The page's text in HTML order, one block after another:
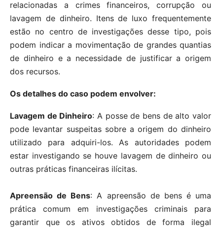
relacionadas a crimes financeiros, corrupção ou
lavagem de dinheiro. Itens de luxo frequentemente
estão no centro de investigações desse tipo, pois
podem indicar a movimentação de grandes quantias
de dinheiro e a necessidade de justificar a origem
dos recursos.
Os detalhes do caso podem envolver:
Lavagem de Dinheiro: A posse de bens de alto valor
pode levantar suspeitas sobre a origem do dinheiro
utilizado para adquiri-los. As autoridades podem
estar investigando se houve lavagem de dinheiro ou
outras práticas financeiras ilícitas.
Apreensão de Bens: A apreensão de bens é uma
prática comum em investigações criminais para
garantir que os ativos obtidos de forma ilegal